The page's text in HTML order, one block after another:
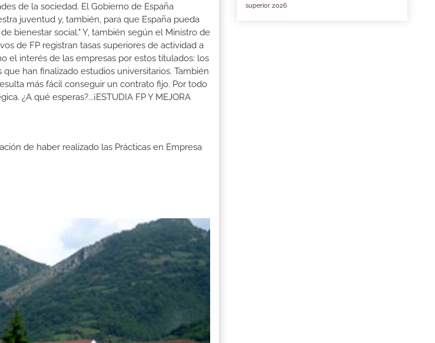
de la sociedad. El Gobierno de España
juventud y, también, para que España pueda
bienestar social." Y, también según el Ministro de
de FP registran tasas superiores de actividad a
el interés de las empresas por estos titulados: los
han finalizado estudios universitarios. También
más fácil conseguir un contrato fijo. Por todo
¿A qué esperas?...¡ESTUDIA FP Y MEJORA
de haber realizado las Prácticas en Empresa
superior 2026